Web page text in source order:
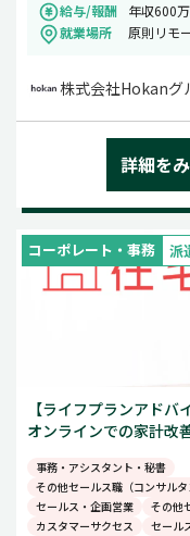
給与/報酬
年収600
就業場所
原則リモ
株式会社Hokanグ
詳細を
コーポレート・事務 派
【ライフプランアド
オンラインでの家計改
事務・アシスタント・秘書
その他セールス職（コンサルタ
セールス・企画営業
その他
カスタマーサクセス
セール